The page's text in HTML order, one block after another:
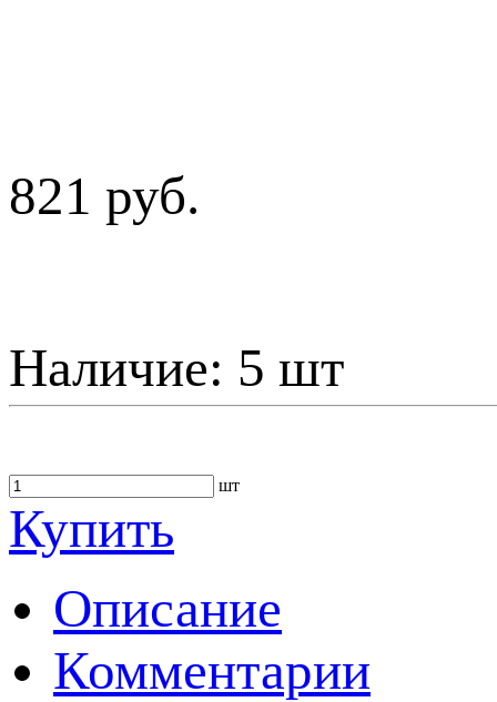
821 руб.
Наличие: 5 шт
шт
Купить
Описание
Комментарии